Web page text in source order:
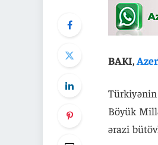
BAKI,
Türkiyənin
Böyük
ərazi